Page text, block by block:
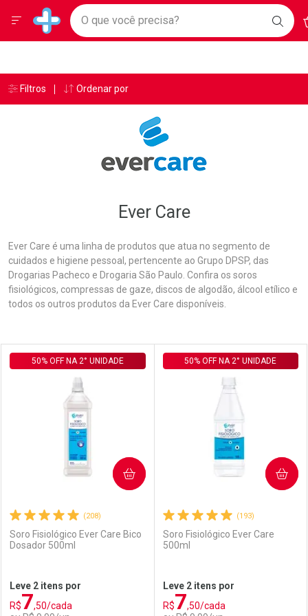
Drogarias Pacheco
Baixe nosso APP e aproveite Ofertas Exclusivas!
O
Ir direto para a home
pela página
Ir direto para o conteúdo
Ir direto para a busca
Ir direto para a ajuda
Ir direto para a notificações
Faça a sua busca
O que você precisa?
Menu
Breadcrumb
Drogarias Pacheco Ever Care
Ever Care
Ever Care é uma linha de produtos que atua no segmento de
cuidados e higiene pessoal, pertencente ao Grupo DPSP, das
Drogarias Pacheco e Drogaria São Paulo. Confira os soros
fisiológicos, compressas de gaze, discos de algodão, álcool etílico e
todos os outros produtos da Ever Care disponíveis.
Prateleira
(208)
Soro Fisiológico Ever Care Bico
Dosador 500ml
50% OFF NA 2° UNIDADE
Leve 2 itens por
R$7,50/cada
COMPRAR
(193)
Soro Fisiológico Ever Care
500ml
50% OFF NA 2° UNIDADE
Leve 2 itens por
R$7,50/cada
COMPRAR
Âncoras
Filtros Ordenar por